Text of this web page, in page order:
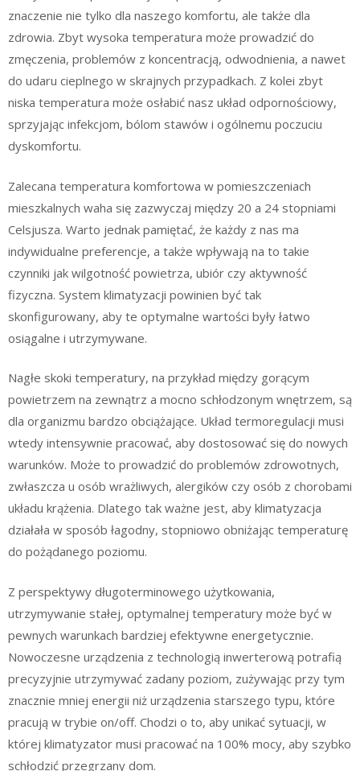
znaczenie nie tylko dla naszego komfortu, ale także dla
zdrowia. Zbyt wysoka temperatura może prowadzić do
zmęczenia, problemów z koncentracją, odwodnienia, a nawet
do udaru cieplnego w skrajnych przypadkach. Z kolei zbyt
niska temperatura może osłabić nasz układ odpornościowy,
sprzyjając infekcjom, bólom stawów i ogólnemu poczuciu
dyskomfortu.
Zalecana temperatura komfortowa w pomieszczeniach
mieszkalnych waha się zazwyczaj między 20 a 24 stopniami
Celsjusza. Warto jednak pamiętać, że każdy z nas ma
indywidualne preferencje, a także wpływają na to takie
czynniki jak wilgotność powietrza, ubiór czy aktywność
fizyczna. System klimatyzacji powinien być tak
skonfigurowany, aby te optymalne wartości były łatwo
osiągalne i utrzymywane.
Nagłe skoki temperatury, na przykład między gorącym
powietrzem na zewnątrz a mocno schłodzonym wnętrzem, są
dla organizmu bardzo obciążające. Układ termoregulacji musi
wtedy intensywnie pracować, aby dostosować się do nowych
warunków. Może to prowadzić do problemów zdrowotnych,
zwłaszcza u osób wrażliwych, alergików czy osób z chorobami
układu krążenia. Dlatego tak ważne jest, aby klimatyzacja
działała w sposób łagodny, stopniowo obniżając temperaturę
do pożądanego poziomu.
Z perspektywy długoterminowego użytkowania,
utrzymywanie stałej, optymalnej temperatury może być w
pewnych warunkach bardziej efektywne energetycznie.
Nowoczesne urządzenia z technologią inwerterową potrafią
precyzyjnie utrzymywać zadany poziom, zużywając przy tym
znacznie mniej energii niż urządzenia starszego typu, które
pracują w trybie on/off. Chodzi o to, aby unikać sytuacji, w
której klimatyzator musi pracować na 100% mocy, aby szybko
schłodzić przegrzany dom.